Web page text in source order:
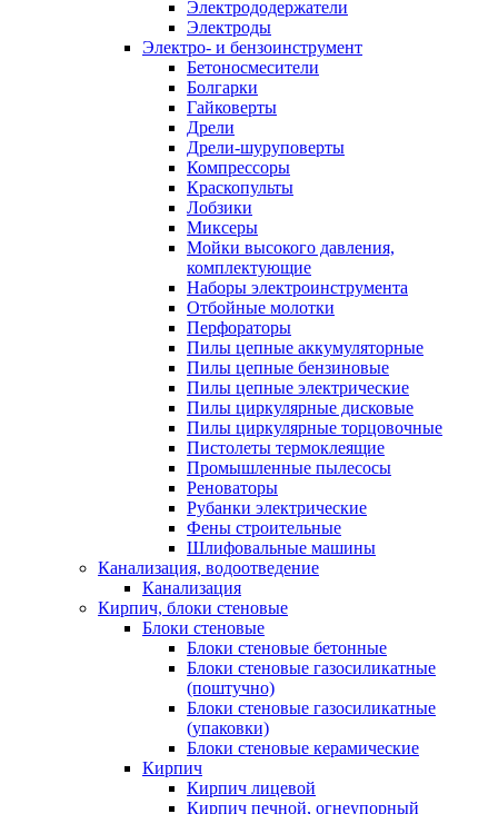
Электрододержатели
Электроды
Электро- и бензоинструмент
Бетоносмесители
Болгарки
Гайковерты
Дрели
Дрели-шуруповерты
Компрессоры
Краскопульты
Лобзики
Миксеры
Мойки высокого давления,
комплектующие
Наборы электроинструмента
Отбойные молотки
Перфораторы
Пилы цепные аккумуляторные
Пилы цепные бензиновые
Пилы цепные электрические
Пилы циркулярные дисковые
Пилы циркулярные торцовочные
Пистолеты термоклеящие
Промышленные пылесосы
Реноваторы
Рубанки электрические
Фены строительные
Шлифовальные машины
Канализация, водоотведение
Канализация
Кирпич, блоки стеновые
Блоки стеновые
Блоки стеновые бетонные
Блоки стеновые газосиликатные
(поштучно)
Блоки стеновые газосиликатные
(упаковки)
Блоки стеновые керамические
Кирпич
Кирпич лицевой
Кирпич печной, огнеупорный